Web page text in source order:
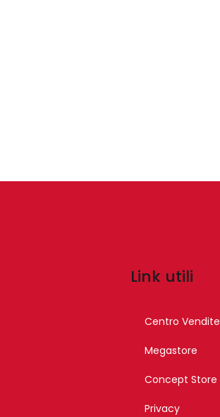
Link utili
Centro Vendite
Megastore
Concept Store
Privacy